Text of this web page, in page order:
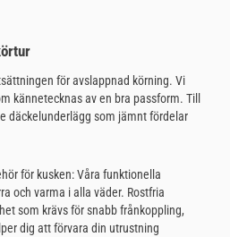
för avslappnad körning. Vi
kännetecknas av en bra passform. Till
däckelunderlägg som jämnt fördelar
för kusken: Våra funktionella
och varma i alla väder. Rostfria
som krävs för snabb frånkoppling,
dig att förvara din utrustning